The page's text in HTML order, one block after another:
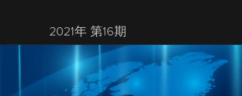
2021年 第16期